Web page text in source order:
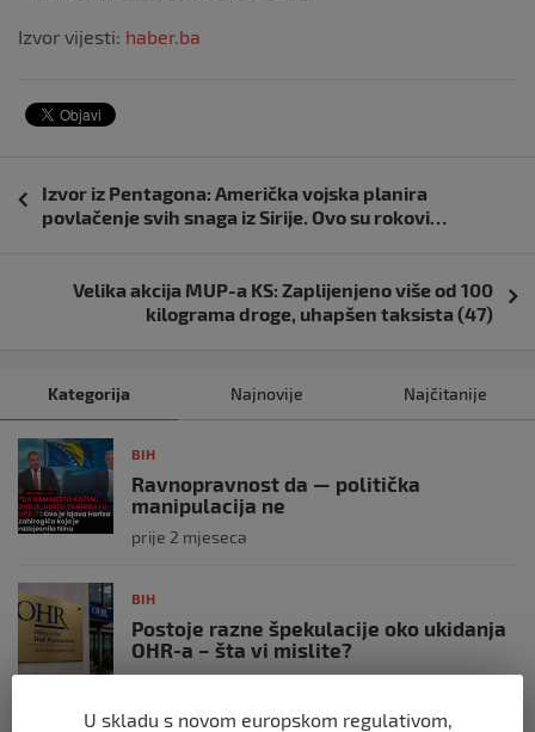
Izvor vijesti: haber.ba
objava
Izvor iz Pentagona: Američka vojska planira
povlačenje svih snaga iz Sirije. Ovo su rokovi…
Velika akcija MUP-a KS: Zaplijenjeno više od 100
kilograma droge, uhapšen taksista (47)
Kategorija Najnovije Najčitanije
BIH
Ravnopravnost da — politička
manipulacija ne
prije 2 mjeseca
BIH
Postoje razne špekulacije oko ukidanja
OHR-a – šta vi mislite?
prije 3 mjeseca
U skladu s novom europskom regulativom,